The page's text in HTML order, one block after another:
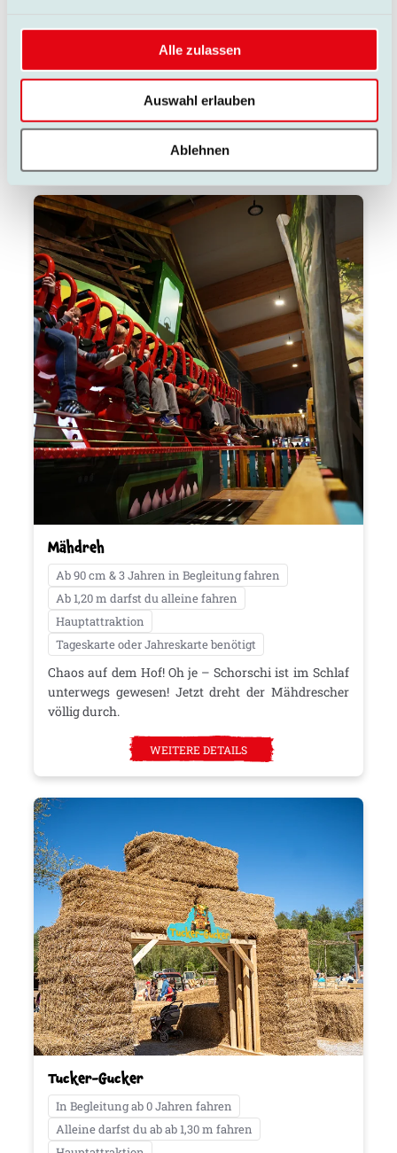
Alle zulassen
Auswahl erlauben
Ablehnen
Steigt ein und lasst euch ordentlich durchwirbeln! In
dieser verrückten Honigschleuder dreht sich alles –
verirrt- so eine Honigschleuder-Ei!
WEITERE DETAILS
Mähdreh
Ab 90 cm & 3 Jahren in Begleitung fahren
Ab 1,20 m darfst du alleine fahren
Hauptattraktion
Tageskarte oder Jahreskarte benötigt
Chaos auf dem Hof! Oh je – Schorschi ist im Schlaf
unterwegs gewesen! Jetzt dreht der Mähdrescher
völlig durch.
WEITERE DETAILS
Tucker-Gucker
In Begleitung ab 0 Jahren fahren
Alleine darfst du ab ab 1,30 m fahren